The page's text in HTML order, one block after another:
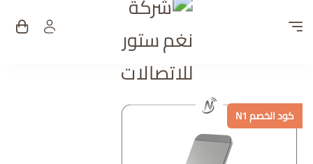
شركة نغم ستور
كود الخصم N1